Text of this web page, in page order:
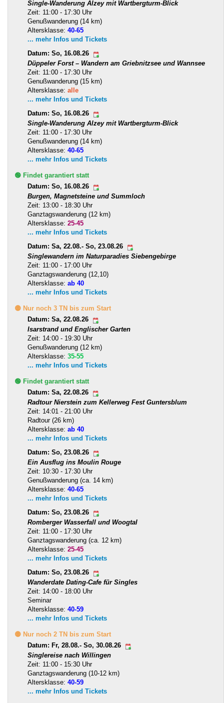
Single-Wanderung Alzey mit Wartbergturm-Blick
Zeit: 11:00 - 17:30 Uhr
Genußwanderung (14 km)
Altersklasse: 40-65
... mehr Infos und Tickets
Datum: So, 16.08.26
Düppeler Forst – Wandern am Griebnitzsee und Wannsee
Zeit: 11:00 - 17:30 Uhr
Genußwanderung (15 km)
Altersklasse: alle
... mehr Infos und Tickets
Datum: So, 16.08.26
Single-Wanderung Alzey mit Wartbergturm-Blick
Zeit: 11:00 - 17:30 Uhr
Genußwanderung (14 km)
Altersklasse: 40-65
... mehr Infos und Tickets
🟢 Findet garantiert statt
Datum: So, 16.08.26
Burgen, Magnetsteine und Summloch
Zeit: 13:00 - 18:30 Uhr
Ganztagswanderung (12 km)
Altersklasse: 25-45
... mehr Infos und Tickets
Datum: Sa, 22.08.- So, 23.08.26
Singlewandern im Naturparadies Siebengebirge
Zeit: 11:00 - 17:00 Uhr
Ganztagswanderung (12,10)
Altersklasse: ab 40
... mehr Infos und Tickets
🟡 Nur noch 3 TN bis zum Start
Datum: Sa, 22.08.26
Isarstrand und Englischer Garten
Zeit: 14:00 - 19:30 Uhr
Genußwanderung (12 km)
Altersklasse: 35-55
... mehr Infos und Tickets
🟢 Findet garantiert statt
Datum: Sa, 22.08.26
Radtour Nierstein zum Kellerweg Fest Guntersblum
Zeit: 14:01 - 21:00 Uhr
Radtour (26 km)
Altersklasse: ab 40
... mehr Infos und Tickets
Datum: So, 23.08.26
Ein Ausflug ins Moulin Rouge
Zeit: 10:30 - 17:30 Uhr
Genußwanderung (ca. 14 km)
Altersklasse: 40-65
... mehr Infos und Tickets
Datum: So, 23.08.26
Romberger Wasserfall und Woogtal
Zeit: 11:00 - 17:30 Uhr
Ganztagswanderung (ca. 12 km)
Altersklasse: 25-45
... mehr Infos und Tickets
Datum: So, 23.08.26
Wanderdate Dating-Cafe für Singles
Zeit: 14:00 - 18:00 Uhr
Seminar
Altersklasse: 40-59
... mehr Infos und Tickets
🟡 Nur noch 2 TN bis zum Start
Datum: Fr, 28.08.- So, 30.08.26
Singlereise nach Willingen
Zeit: 11:00 - 15:30 Uhr
Ganztagswanderung (10-12 km)
Altersklasse: 40-59
... mehr Infos und Tickets